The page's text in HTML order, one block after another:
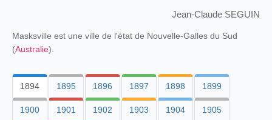
Jean-Claude SEGUIN
Masksville est une ville de l'état de Nouvelle-Galles du Sud
(Australie).
1894 1895 1896 1897 1898 1899
1900 1901 1902 1903 1904 1905